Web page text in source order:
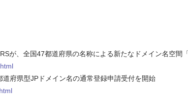
が、全国47都道府県の名称による新たなドメイン名空間
府県型JPドメイン名の通常登録申請受付を開始